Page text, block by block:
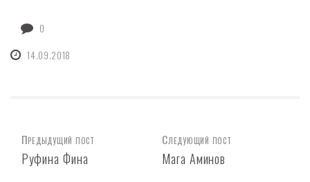
0
14.09.2018
Предыдущий пост
Руфина Фина
Следующий пост
Мага Аминов